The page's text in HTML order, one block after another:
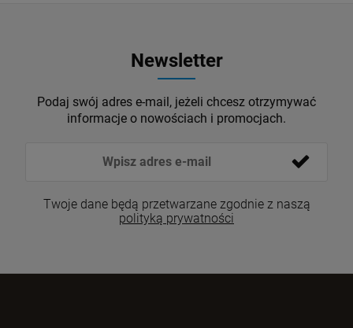
Newsletter
Podaj swój adres e-mail, jeżeli chcesz otrzymywać
informacje o nowościach i promocjach.
Twoje dane będą przetwarzane zgodnie z naszą
polityką prywatności